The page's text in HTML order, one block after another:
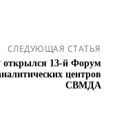
СЛЕДУЮЩАЯ СТАТЬЯ
открылся 13-й Форум
центров
СВМДА